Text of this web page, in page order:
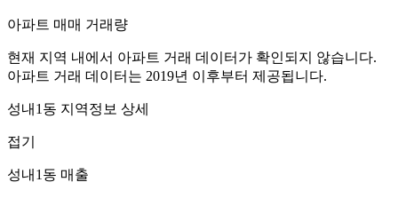
아파트 매매 거래량
현재 지역 내에서 아파트 거래 데이터가 확인되지 않습니다.
아파트 거래 데이터는 2019년 이후부터 제공됩니다.
성내1동 지역정보 상세
접기
성내1동 매출